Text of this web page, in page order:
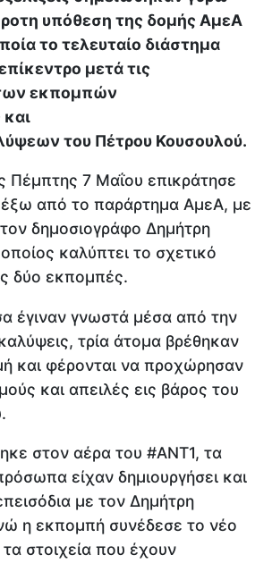
υπόθεση της δομής ΑμεΑ
το τελευταίο διάστημα
μετά τις
εκπομπών
του Πέτρου Κουσουλού.
Πέμπτης 7 Μαΐου επικράτησε
έξω από το παράρτημα ΑμεΑ, με
δημοσιογράφο Δημήτρη
καλύπτει το σχετικό
δύο εκπομπές.
έγιναν γνωστά μέσα από την
τρία άτομα βρέθηκαν
και φέρονται να προχώρησαν
και απειλές εις βάρος του
στον αέρα του #ΑΝΤ1, τα
είχαν δημιουργήσει και
με τον Δημήτρη
η εκπομπή συνέδεσε το νέο
στοιχεία που έχουν